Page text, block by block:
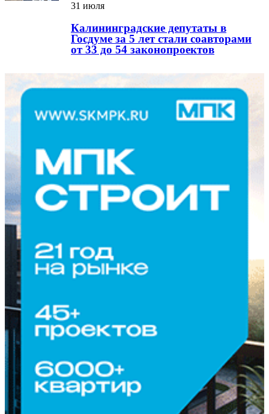
31 июля
Калининградские депутаты в
Госдуме за 5 лет стали соавторами
от 33 до 54 законопроектов